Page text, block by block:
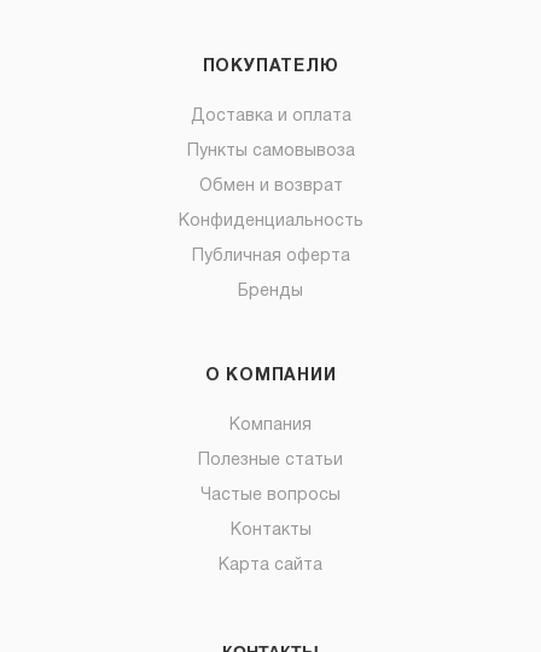
ПОКУПАТЕЛЮ
Доставка и оплата
Пункты самовывоза
Обмен и возврат
Конфиденциальность
Публичная оферта
Бренды
О КОМПАНИИ
Компания
Полезные статьи
Частые вопросы
Контакты
Карта сайта